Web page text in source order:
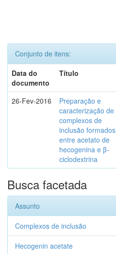
Conjunto de itens:
Data do
documento
Título
26-Fev-2016
Preparação e
caracterização de
complexos de
inclusão formados
entre acetato de
hecogenina e β-
ciclodextrina
Busca facetada
Assunto
Complexos de inclusão
Hecogenin acetate